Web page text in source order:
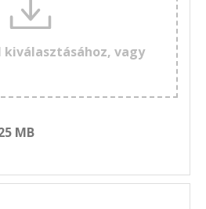
vagy
MB